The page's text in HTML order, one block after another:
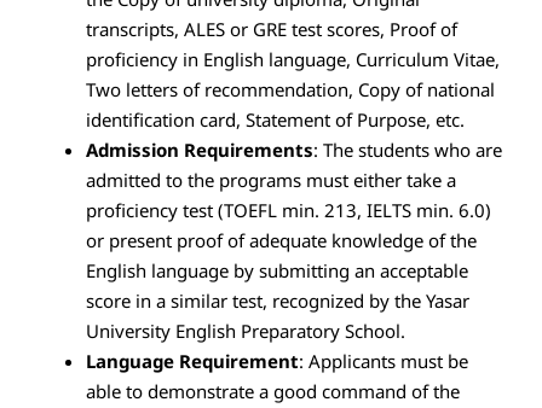
transcripts, ALES or GRE test scores, Proof of
proficiency in English language, Curriculum Vitae,
Two letters of recommendation, Copy of national
identification card, Statement of Purpose, etc.
Admission Requirements: The students who are
admitted to the programs must either take a
proficiency test (TOEFL min. 213, IELTS min. 6.0)
or present proof of adequate knowledge of the
English language by submitting an acceptable
score in a similar test, recognized by the Yasar
University English Preparatory School.
Language Requirement: Applicants must be
able to demonstrate a good command of the